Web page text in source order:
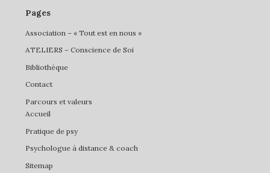
Pages
Association – « Tout est en nous »
ATELIERS – Conscience de Soi
Bibliothèque
Contact
Parcours et valeurs
Accueil
Pratique de psy
Psychologue à distance & coach
Sitemap